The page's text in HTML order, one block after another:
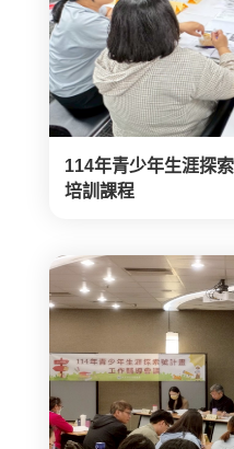
114年青少年生涯探
培訓課程